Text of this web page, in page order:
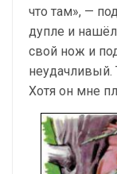
что там», —
дупле и
свой нож и
неудачливый.
Хотя он мне